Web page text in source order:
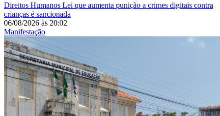
Direitos Humanos Lei que aumenta punição a crimes digitais contra
crianças é sancionada
06/08/2026 às 20:02
Manifestação